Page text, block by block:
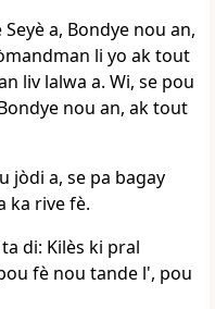
a, Bondye nou an,
li yo ak tout
liv lalwa a. Wi, se pou
nou an, ak tout
jòdi a, se pa bagay
ka rive fè.
di: Kilès ki pral
fè nou tande l', pou